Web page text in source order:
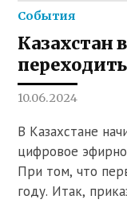
События
Казахстан
10.06.2024
В Казахстане
цифровое
При том, что
году. Итак,